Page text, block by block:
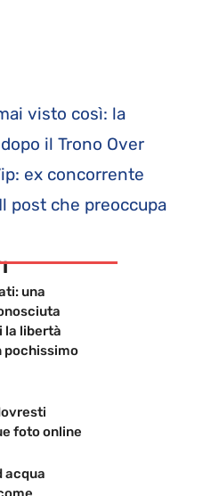
visto così: la
il Trono Over
ex concorrente
post che preoccupa
una
la libertà
pochissimo
foto online
acqua